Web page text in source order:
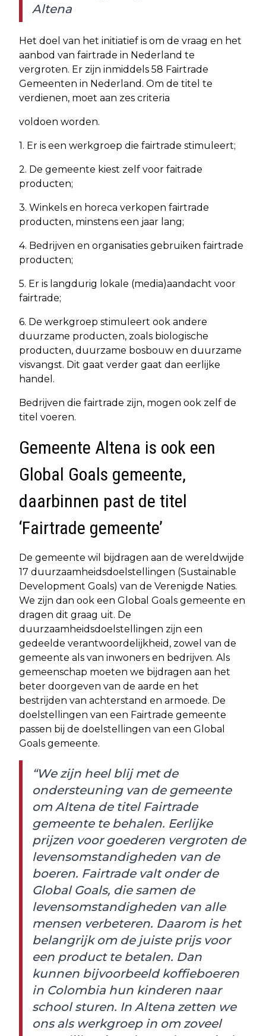
Altena
Het doel van het initiatief is om de vraag en het
aanbod van fairtrade in Nederland te
vergroten. Er zijn inmiddels 58 Fairtrade
Gemeenten in Nederland. Om de titel te
verdienen, moet aan zes criteria
voldoen worden.
1. Er is een werkgroep die fairtrade stimuleert;
2. De gemeente kiest zelf voor faitrade
producten;
3. Winkels en horeca verkopen fairtrade
producten, minstens een jaar lang;
4. Bedrijven en organisaties gebruiken fairtrade
producten;
5. Er is langdurig lokale (media)aandacht voor
fairtrade;
6. De werkgroep stimuleert ook andere
duurzame producten, zoals biologische
producten, duurzame bosbouw en duurzame
visvangst. Dit gaat verder gaat dan eerlijke
handel.
Bedrijven die fairtrade zijn, mogen ook zelf de
titel voeren.
Gemeente Altena is ook een
Global Goals gemeente,
daarbinnen past de titel
‘Fairtrade gemeente’
De gemeente wil bijdragen aan de wereldwijde
17 duurzaamheidsdoelstellingen (Sustainable
Development Goals) van de Verenigde Naties.
We zijn dan ook een Global Goals gemeente en
dragen dit graag uit. De
duurzaamheidsdoelstellingen zijn een
gedeelde verantwoordelijkheid, zowel van de
gemeente als van inwoners en bedrijven. Als
gemeenschap moeten we bijdragen aan het
beter doorgeven van de aarde en het
bestrijden van achterstand en armoede. De
doelstellingen van een Fairtrade gemeente
passen bij de doelstellingen van een Global
Goals gemeente.
“We zijn heel blij met de
ondersteuning van de gemeente
om Altena de titel Fairtrade
gemeente te behalen. Eerlijke
prijzen voor goederen vergroten de
levensomstandigheden van de
boeren. Fairtrade valt onder de
Global Goals, die samen de
levensomstandigheden van alle
mensen verbeteren. Daarom is het
belangrijk om de juiste prijs voor
een product te betalen. Dan
kunnen bijvoorbeeld koffieboeren
in Colombia hun kinderen naar
school sturen. In Altena zetten we
ons als werkgroep in om zoveel